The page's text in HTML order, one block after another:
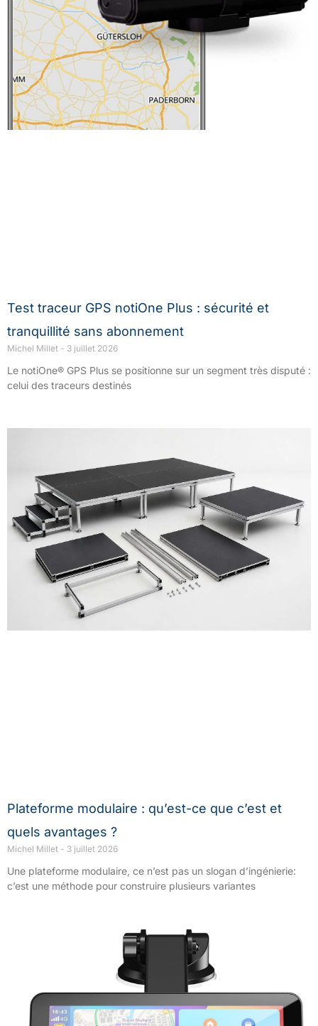
Test traceur GPS notiOne Plus : sécurité et
tranquillité sans abonnement
Michel Millet 3 juillet 2026
Le notiOne® GPS Plus se positionne sur un segment très disputé :
celui des traceurs destinés
Plateforme modulaire : qu’est-ce que c’est et
quels avantages ?
Michel Millet 3 juillet 2026
Une plateforme modulaire, ce n’est pas un slogan d’ingénierie:
c’est une méthode pour construire plusieurs variantes